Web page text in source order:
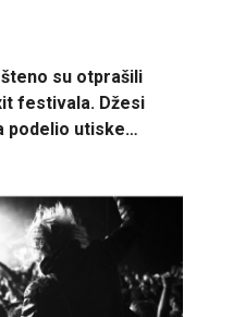
su otprašili
festivala. Džesi
podelio utiske…